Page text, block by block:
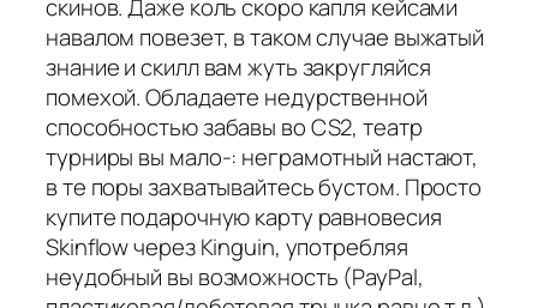
скинов. Даже коль скоро капля кейсами
навалом повезет, в таком случае выжатый
знание и скилл вам жуть закругляйся
помехой. Обладаете недурственной
способностью забавы во CS2, театр
турниры вы мало-: неграмотный настают,
в те поры захватывайтесь бустом. Просто
купите подарочную карту равновесия
Skinflow через Kinguin, употребляя
неудобный вы возможность (PayPal,